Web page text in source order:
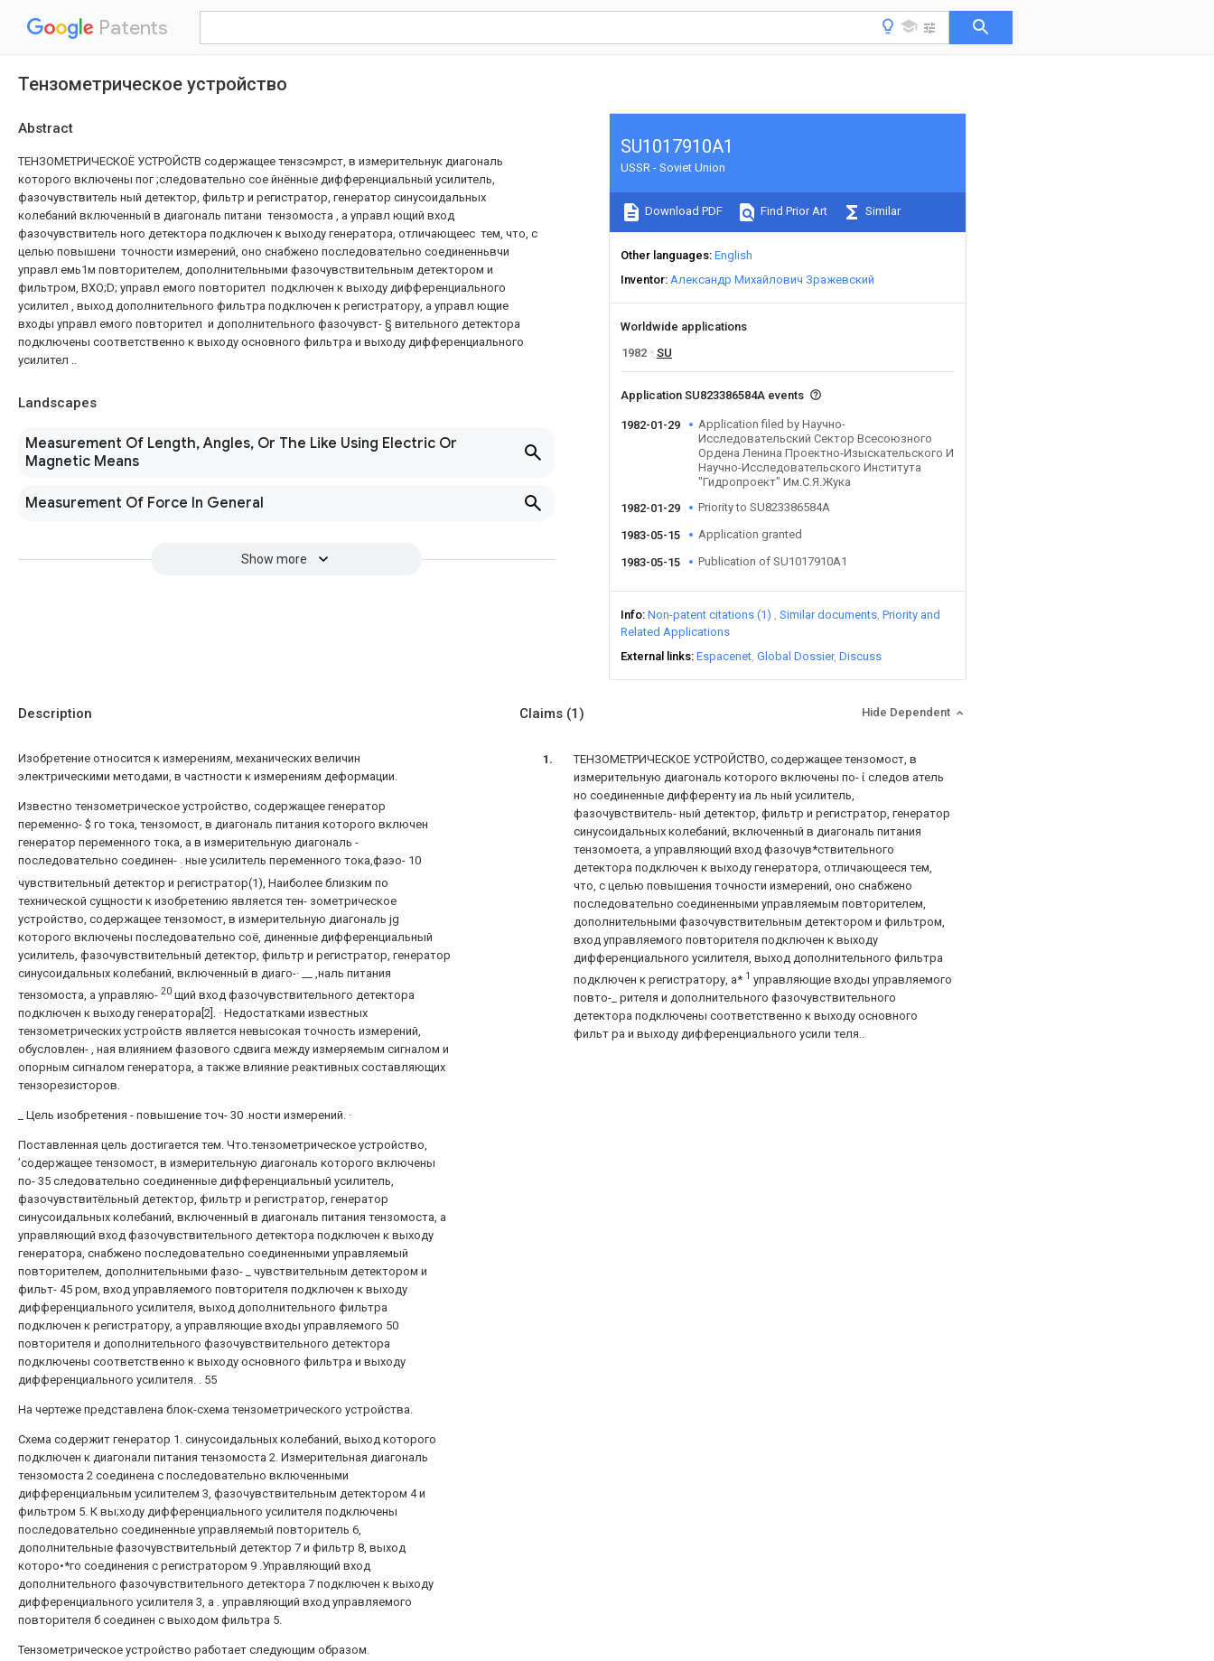
Patents
Тензометрическое устройство
Abstract
ТЕНЗОМЕТРИЧЕСКОЁ УСТРОЙСТВ содержащее тензсэмрст, в измерительнук диагональ
которого включены пог ;следовательно сое йнённые дифференциальный усилитель,
фазочувствитель ный детектор, фильтр и регистратор, генератор синусоидальных
колебаний включенный в диагональ питани тензомоста , а управл ющий вход
фазочувствитель ного детектора подключен к выходу генератора, отличающеес тем, что, с
целью повышени точности измерений, оно снабжено последовательно соединенньвчи
управл емь1м повторителем, дополнительными фазочувствительным детектором и
фильтром, BXO;D; управл емого повторител подключен к выходу дифференциального
усилител , выход дополнительного фильтра подключен к регистратору, а управл ющие
входы управл емого повторител и дополнительного фазочувст- § вительного детектора
подключены соответственно к выходу основного фильтра и выходу дифференциального
усилител ..
Landscapes
Measurement Of Length, Angles, Or The Like Using Electric Or
Magnetic Means
Measurement Of Force In General
Show more
SU1017910A1
USSR - Soviet Union
Download PDF Find Prior Art Similar
Other languages English
Inventor Александр Михайлович Зражевский
Worldwide applications
1982
SU
Application SU823386584A events
1982-01-29
Application filed by Научно-
Исследовательский Сектор Всесоюзного
Ордена Ленина Проектно-Изыскательского И
Научно-Исследовательского Института
"Гидропроект" Им.С.Я.Жука
1982-01-29
Priority to SU823386584A
1983-05-15 Application granted
1983-05-15 Publication of SU1017910A1
Info Non-patent citations (1) Similar documents Priority and
Related Applications
External links Espacenet Global Dossier Discuss
Description
Изобретение относится к измерениям, механических величин
электрическими методами, в частности к измерениям деформации.
Известно тензометрическое устройство, содержащее генератор
переменно- $ го тока, тензомост, в диагональ питания которого включен
генератор переменного тока, а в измерительную диагональ -
последовательно соединен- : ные усилитель переменного тока,фаэо- 10
чувствительный детектор и регистратор(1), Наиболее близким по
технической сущности к изобретению является тен- зометрическое
устройство, содержащее тензомост, в измерительную диагональ jg
которого включены последовательно соё, диненные дифференциальный
усилитель, фазочувствительный детектор, фильтр и регистратор, генератор
синусоидальных колебаний, включенный в диаго-· __ ,наль питания
тензомоста, а управляю- 20 щий вход фазочувствительного детектора
подключен к выходу генератора[2]. · Недостатками известных
тензометрических устройств является невысокая точность измерений,
обусловлен- , ная влиянием фазового сдвига между измеряемым сигналом и
опорным сигналом генератора, а также влияние реактивных составляющих
тензорезисторов.
_ Цель изобретения - повышение точ- 30 .ности измерений. ·
Поставленная цель достигается тем. Что.тензометрическое устройство,
’содержащее тензомост, в измерительную диагональ которого включены
по- 35 следовательно соединенные дифференциальный усилитель,
фазочувствитёльный детектор, фильтр и регистратор, генератор
синусоидальных колебаний, включенный в диагональ питания тензомоста, а
управляющий вход фазочувствительного детектора подключен к выходу
генератора, снабжено последовательно соединенными управляемый
повторителем, дополнительными фазо- _ чувствительным детектором и
фильт- 45 ром, вход управляемого повторителя подключен к выходу
дифференциального усилителя, выход дополнительного фильтра
подключен к регистратору, а управляющие входы управляемого 50
повторителя и дополнительного фазочувствительного детектора
подключены соответственно к выходу основного фильтра и выходу
дифференциального усилителя. . 55
На чертеже представлена блок-схема тензометрического устройства.
Схема содержит генератор 1. синусоидальных колебаний, выход которого
подключен к диагонали питания тензомоста 2. Измерительная диагональ
тензомоста 2 соединена с последовательно включенными
дифференциальным усилителем 3, фазочувствительным детектором 4 и
фильтром 5. К вы;ходу дифференциального усилителя подключены
последовательно соединенные управляемый повторитель 6,
дополнительные фазочувствительный детектор 7 и фильтр 8, выход
которо•*го соединения с регистратором 9 .Управляющий вход
дополнительного фазочувствительного детектора 7 подключен к выходу
дифференциального усилителя 3, а . управляющий вход управляемого
повторителя б соединен с выходом фильтра 5.
Тензометрическое устройство работает следующим образом.
Claims (1) Hide Dependent
ТЕНЗОМЕТРИЧЕСКОЕ УСТРОЙСТВО, содержащее тензомост, в
измерительную диагональ которого включены по- ί следов атель
но соединенные дифференту иа ль ный усилитель,
фазочувствитель- ный детектор, фильтр и регистратор, генератор
синусоидальных колебаний, включенный в диагональ питания
тензомоета, а управляющий вход фазочув*ствительного
детектора подключен к выходу генератора, отличающееся тем,
что, с целью повышения точности измерений, оно снабжено
последовательно соединенными управляемым повторителем,
дополнительными фазочувствительным детектором и фильтром,
вход управляемого повторителя подключен к выходу
дифференциального усилителя, выход дополнительного фильтра
подключен к регистратору, а* 1 управляющие входы управляемого
повто-_ рителя и дополнительного фазочувствительного
детектора подключены соответственно к выходу основного
фильт ра и выходу дифференциального усили теля..